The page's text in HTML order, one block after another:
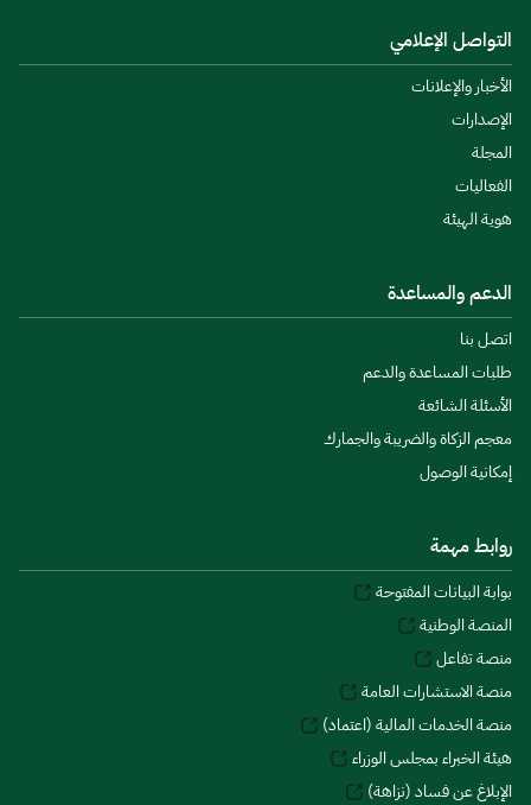
التواصل الإعلامي
الأخبار والإعلانات
الإصدارات
المجلة
الفعاليات
هوية الهيئة
الدعم والمساعدة
اتصل بنا
طلبات المساعدة والدعم
الأسئلة الشائعة
معجم الزكاة والضريبة والجمارك
إمكانية الوصول
روابط مهمة
بوابة البيانات المفتوحة
المنصة الوطنية
منصة تفاعل
منصة الاستشارات العامة
منصة الخدمات المالية (اعتماد)
هيئة الخبراء بمجلس الوزراء
الإبلاغ عن فساد (نزاهة)